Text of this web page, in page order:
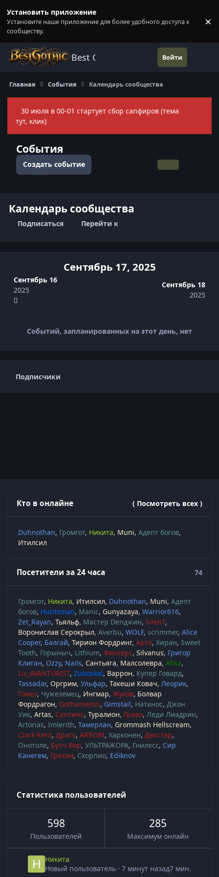
Установить приложение
Установите наше приложение для более удобного доступа к
сообществу.
×
Best Gothic Forums Войти
Главная События Календарь сообщества
30 июля в 00-01 стартует сбор сапфиров (тема
тут, клик)
События
Создать событие По месяцамПо неделямПо дням
Календарь сообщества
Подписаться Перейти к
Сентябрь 16
2025
Сентябрь 17, 2025
Сентябрь 18
2025
Событий, запланированных на этот день, нет
Подписчики
Кто в онлайне ( Посмотреть всех )
Duhnothan Громгот Никита Muni Адепт богов
Итилсил
Посетители за 24 часа 74
Громгот Никита Итилсил Duhnothan Muni Адепт
богов Huntsman Manic Gunyazaya Warrior616
Zet_Rayan Тьяльф Мастер Denджин SilenT
Воронислав Серокрыл Averbu WOLF scrimmer Alice
Cooper Балгай Тирион Фордринг Арто Хиран Sweet
Tooth Горыныч Lithium Фингерс Silvanus Григор
Клиган Ozzy Nails Сантьяга Малсолевра Alisa
Lis_AVANTURIST Zuboskal Варрон Купер Говард
Tassadar Оргрим Ульфар Такеши Ковач Леорик
Гомез Чужеземец Ингмар Жуков Болвар
Фордрагон Gothameron Gimstail Натанос Джон
Уик Artas Сантино Туралион Граво Леди Лиадрин
Artorias Imlerith Тамерлан Grommash Hellscream
Clark Kent Драго ARROM Харконен Декстер
Онотоле Бутч Вор УЛЬТРАЖОРА Гнилесс Сир
Канегем Грехэм Скорпио Ediknov
Статистика пользователей
598
Пользователей
285
Максимум онлайн
Никита
Новый пользователь · 7 минут назад7 мин.